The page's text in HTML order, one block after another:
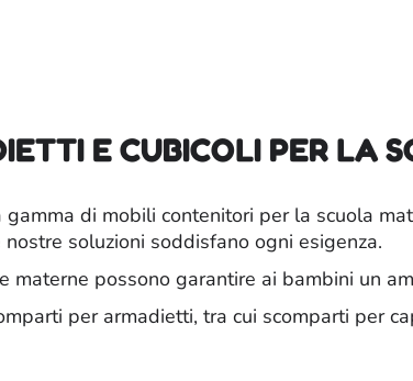
E CUBICOLI PER LA
di mobili contenitori per la scuola
soluzioni soddisfano ogni esigenza.
materne possono garantire ai bambini un
per armadietti, tra cui scomparti per